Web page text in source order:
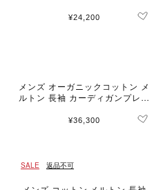
¥24,200
メンズ オーガニックコットン メ
ルトン 長袖 カーディガンプレッ
e]
¥36,300
SALE 返品不可